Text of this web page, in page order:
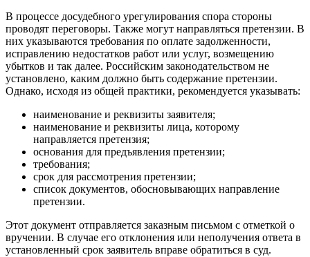
В процессе досудебного урегулирования спора стороны
проводят переговоры. Также могут направляться претензии. В
них указываются требования по оплате задолженности,
исправлению недостатков работ или услуг, возмещению
убытков и так далее. Российским законодательством не
установлено, каким должно быть содержание претензии.
Однако, исходя из общей практики, рекомендуется указывать:
наименование и реквизиты заявителя;
наименование и реквизиты лица, которому
направляется претензия;
основания для предъявления претензии;
требования;
срок для рассмотрения претензии;
список документов, обосновывающих направление
претензии.
Этот документ отправляется заказным письмом с отметкой о
вручении. В случае его отклонения или неполучения ответа в
установленный срок заявитель вправе обратиться в суд.